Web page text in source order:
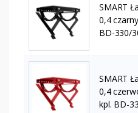
SMART
0,4
BD-330/
SMART
0,4
kpl. BD-